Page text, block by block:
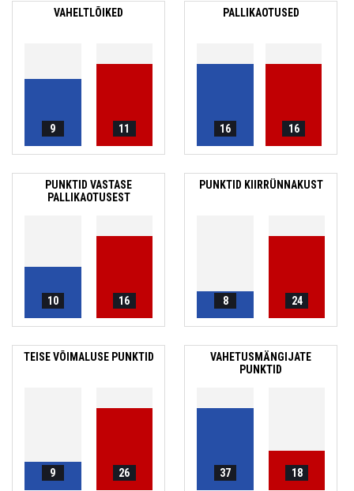
VAHELTLÕIKED
9 11
PALLIKAOTUSED
16 16
PUNKTID VASTASE
PALLIKAOTUSEST
10 16
PUNKTID KIIRRÜNNAKUST
8 24
TEISE VÕIMALUSE PUNKTID
9 26
VAHETUSMÄNGIJATE
PUNKTID
37 18